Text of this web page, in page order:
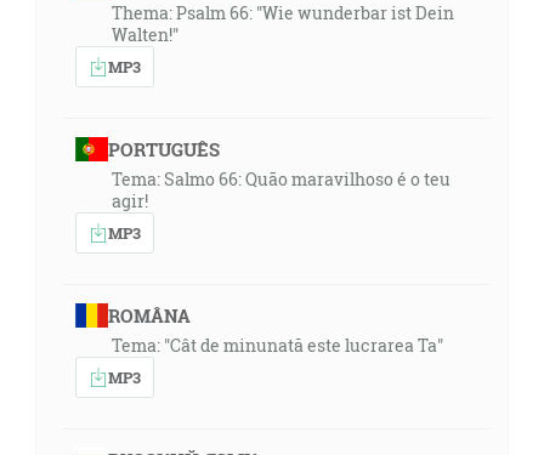
Thema: Psalm 66: "Wie wunderbar ist Dein
Walten!"
MP3
PORTUGUÊS
Tema: Salmo 66: Quão maravilhoso é o teu
agir!
MP3
ROMÂNA
Tema: "Cât de minunată este lucrarea Ta"
MP3